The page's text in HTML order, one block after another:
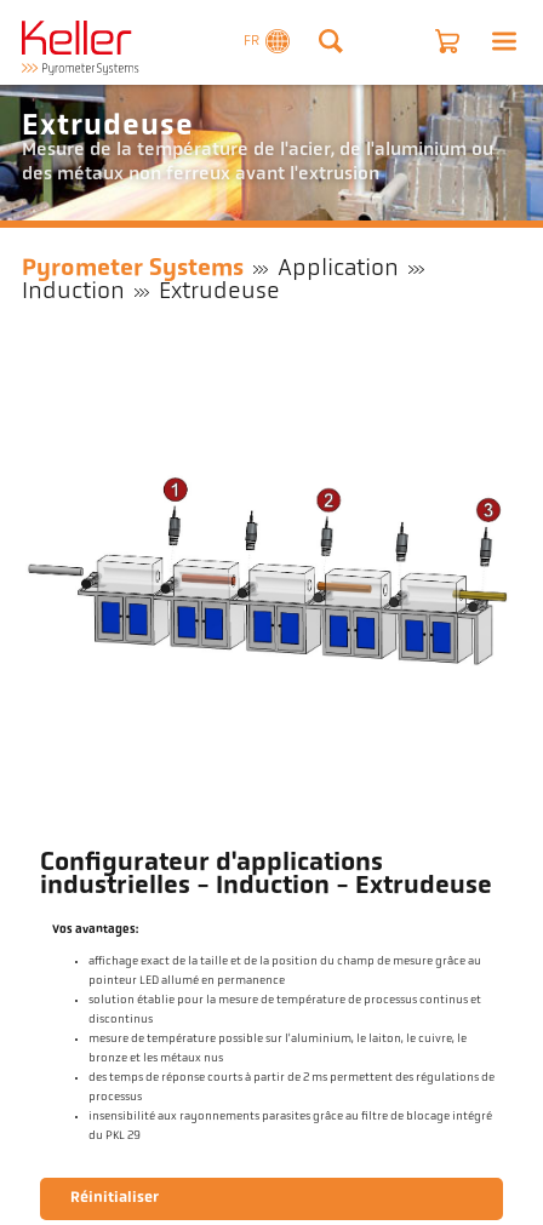
FR
Extrudeuse
Mesure de la température de l'acier, de l'aluminium ou
des métaux non ferreux avant l'extrusion
Pyrometer Systems
Application
Induction
Extrudeuse
Configurateur d'applications
industrielles - Induction - Extrudeuse
Vos avantages:
affichage exact de la taille et de la position du champ de mesure grâce au
pointeur LED allumé en permanence
solution établie pour la mesure de température de processus continus et
discontinus
mesure de température possible sur l'aluminium, le laiton, le cuivre, le
bronze et les métaux nus
des temps de réponse courts à partir de 2 ms permettent des régulations de
processus
insensibilité aux rayonnements parasites grâce au filtre de blocage intégré
du PKL 29
Réinitialiser